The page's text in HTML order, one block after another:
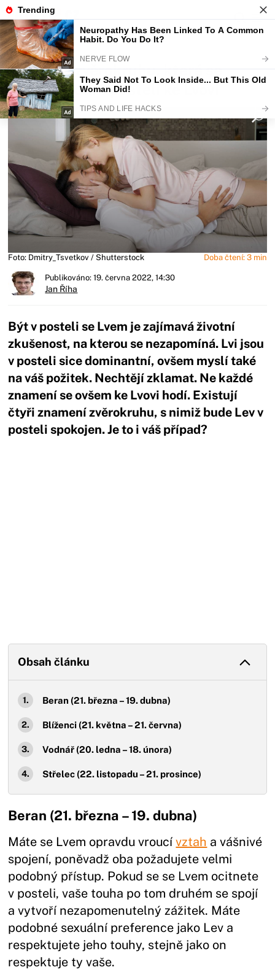
Fajntip.cz Horoskopy a zvěrokruhy
Znamení zvěrokruhu, která se
nejlépe hodí v posteli ke Lvovi
Foto: Dmitry_Tsvetkov / Shutterstock Doba čtení: 3 min
Publikováno: 19. června 2022, 14:30
Jan Říha
Být v posteli se Lvem je zajímavá životní
zkušenost, na kterou se nezapomíná. Lvi jsou
v posteli sice dominantní, ovšem myslí také
na váš požitek. Nechtějí zklamat. Ne každé
znamení se ovšem ke Lvovi hodí. Existují
čtyři znamení zvěrokruhu, s nimiž bude Lev v
posteli spokojen. Je to i váš případ?
Obsah článku
Beran (21. března – 19. dubna)
Blíženci (21. května – 21. června)
Vodnář (20. ledna – 18. února)
Střelec (22. listopadu – 21. prosince)
Beran (21. března – 19. dubna)
Máte se Lvem opravdu vroucívztah a vášnivé
spojení, poněvadž oba požadujete velmi
podobný přístup. Pokud se se Lvem ocitnete
v posteli, vaše touha po tom druhém se spojí
a vytvoří nezapomenutelný zážitek. Máte
podobné sexuální preference jako Lev a
respektujete jeho touhy, stejně jako on
respektuje ty vaše.